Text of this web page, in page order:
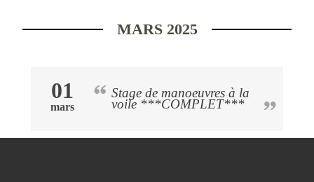
MARS 2025
01
mars
Stage de manoeuvres à la
voile ***COMPLET***